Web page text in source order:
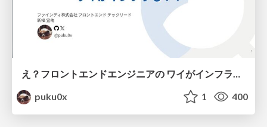
え？フロントエンドエンジニアの ワイがインフラも！？
puku0x
1 400